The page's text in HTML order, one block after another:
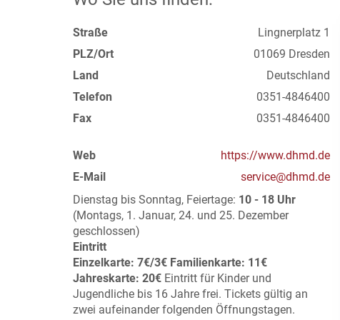
Straße
Lingnerplatz 1
PLZ/Ort
01069 Dresden
Land
Deutschland
Telefon
0351-4846400
Fax
0351-4846400
Web
https://www.dhmd.de
E-Mail
service@dhmd.de
Dienstag bis Sonntag, Feiertage: 10 - 18 Uhr
(Montags, 1. Januar, 24. und 25. Dezember
geschlossen)
Eintritt
Einzelkarte: 7€/3€ Familienkarte: 11€
Jahreskarte: 20€ Eintritt für Kinder und
Jugendliche bis 16 Jahre frei. Tickets gültig an
zwei aufeinander folgenden Öffnungstagen.